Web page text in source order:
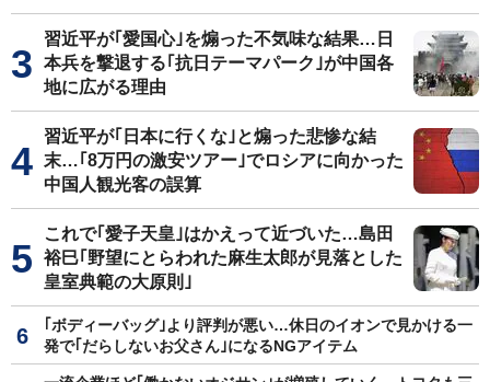
習近平が｢愛国心｣を煽った不気味な結果…日
本兵を撃退する｢抗日テーマパーク｣が中国各
地に広がる理由
習近平が｢日本に行くな｣と煽った悲惨な結
末…｢8万円の激安ツアー｣でロシアに向かった
中国人観光客の誤算
これで｢愛子天皇｣はかえって近づいた…島田
裕巳｢野望にとらわれた麻生太郎が見落とした
皇室典範の大原則｣
｢ボディーバッグ｣より評判が悪い…休日のイオンで見かける一
発で｢だらしないお父さん｣になるNGアイテム